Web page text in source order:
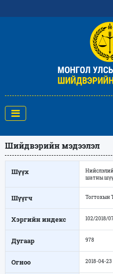
Шийдвэрийн мэдээлэл
Шүүх
шатны
Шүүгч Тогтохын
Хэргийн индекс 102/2018/
Дугаар 978
Огноо 2018-04-23